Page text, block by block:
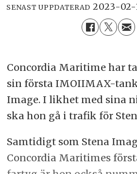
SENAST UPPDATERAD 2023-
Concordia Maritime har
sin första IMOIIMAX-
Image. I likhet med sina
ska hon gå i trafik för
Samtidigt som Stena
Concordia Maritimes